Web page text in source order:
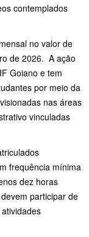
contemplados
no valor de
de 2026. A ação
Goiano e tem
por meio da
nas áreas
vinculadas
frequência mínima
dez horas
participar de